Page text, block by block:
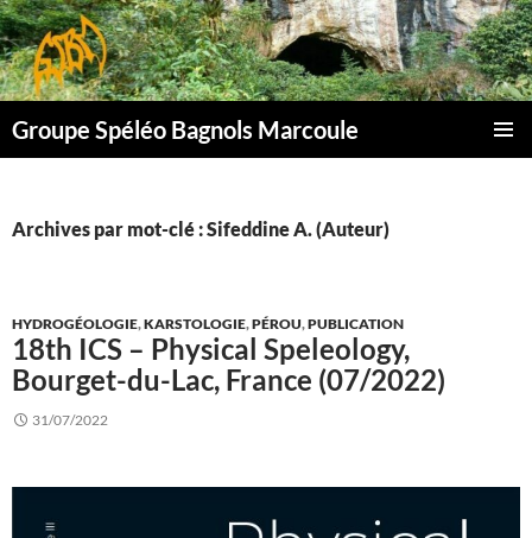
Aller
au
contenu
Groupe Spéléo Bagnols Marcoule
Archives par mot-clé : Sifeddine A. (Auteur)
HYDROGÉOLOGIE,KARSTOLOGIE,PÉROU,PUBLICATION
18th ICS – Physical Speleology,
Bourget-du-Lac, France (07/2022)
31/07/2022